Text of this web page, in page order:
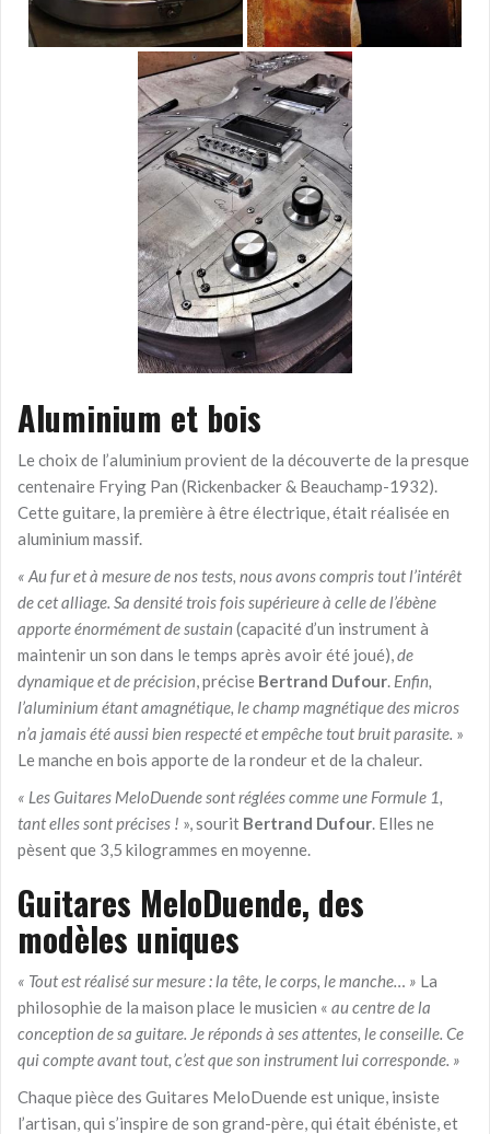
Aluminium et bois
Le choix de l’aluminium provient de la découverte de la presque
centenaire Frying Pan (Rickenbacker & Beauchamp-1932).
Cette guitare, la première à être électrique, était réalisée en
aluminium massif.
« Au fur et à mesure de nos tests, nous avons compris tout l’intérêt
de cet alliage. Sa densité trois fois supérieure à celle de l’ébène
apporte énormément de sustain (capacité d’un instrument à
maintenir un son dans le temps après avoir été joué), de
dynamique et de précision , précise Bertrand Dufour Enfin,
l’aluminium étant amagnétique, le champ magnétique des micros
n’a jamais été aussi bien respecté et empêche tout bruit parasite. »
Le manche en bois apporte de la rondeur et de la chaleur.
« Les Guitares MeloDuende sont réglées comme une Formule 1,
tant elles sont précises ! », sourit Bertrand Dufour . Elles ne
pèsent que 3,5 kilogrammes en moyenne.
Guitares MeloDuende, des
modèles uniques
« Tout est réalisé sur mesure : la tête, le corps, le manche… » La
philosophie de la maison place le musicien « au centre de la
conception de sa guitare. Je réponds à ses attentes, le conseille. Ce
qui compte avant tout, c’est que son instrument lui corresponde. »
Chaque pièce des Guitares MeloDuende est unique, insiste
l’artisan, qui s’inspire de son grand-père, qui était ébéniste, et